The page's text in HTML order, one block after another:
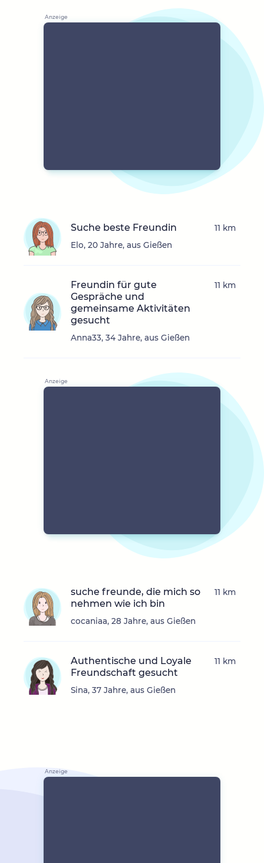
Suche beste Freundin
Elo, 20 Jahre, aus Gießen
11 km
Freundin für gute
Gespräche und
gemeinsame Aktivitäten
gesucht
Anna33, 34 Jahre, aus Gießen
11 km
suche freunde, die mich so
nehmen wie ich bin
cocaniaa, 28 Jahre, aus Gießen
11 km
Authentische und Loyale
Freundschaft gesucht
Sina, 37 Jahre, aus Gießen
11 km